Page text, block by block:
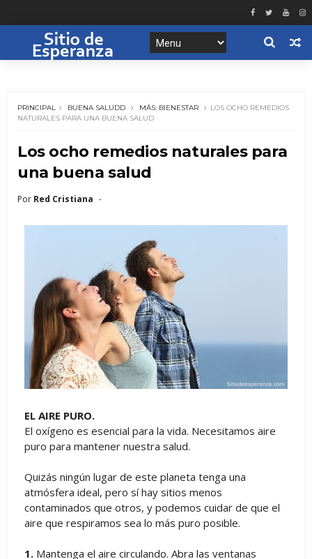
PRINCIPAL BUENA SALUDD MÁS: BIENESTAR
LOS OCHO REMEDIOS
NATURALES PARA UNA BUENA SALUD
Los ocho remedios naturales para
una buena salud
Por Red Cristiana
EL AIRE PURO.
El oxígeno es esencial para la vida. Necesitamos aire
puro para mantener nuestra salud.
Quizás ningún lugar de este planeta tenga una
atmósfera ideal, pero sí hay sitios menos
contaminados que otros, y podemos cuidar de que el
aire que respiramos sea lo más puro posible.
1. Mantenga el aire circulando. Abra las ventanas